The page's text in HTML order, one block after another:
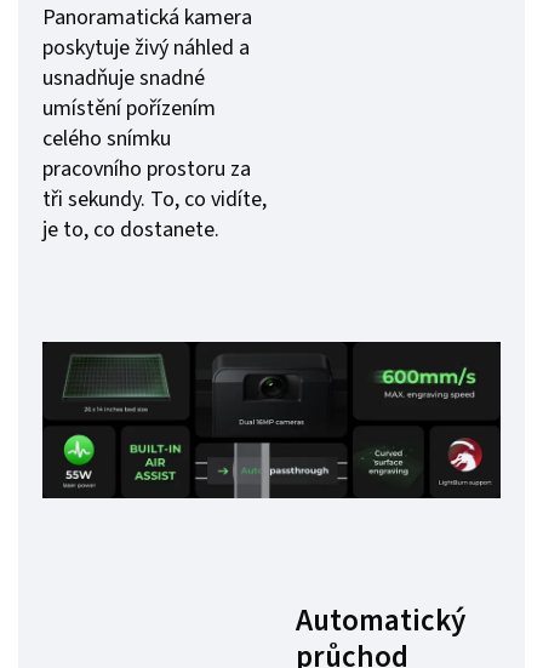
Panoramatická kamera
poskytuje živý náhled a
usnadňuje snadné
umístění pořízením
celého snímku
pracovního prostoru za
tři sekundy. To, co vidíte,
je to, co dostanete.
Automatický
průchod